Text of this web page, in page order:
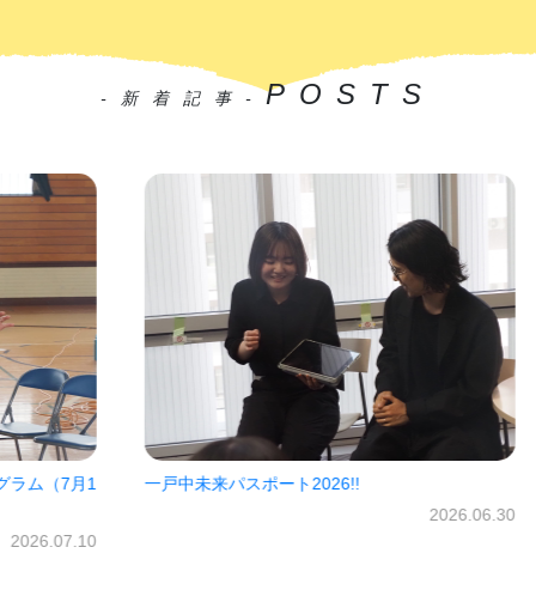
-新着記事- POSTS
月1
一戸中未来パスポート2026!!
2026.06.30
だ